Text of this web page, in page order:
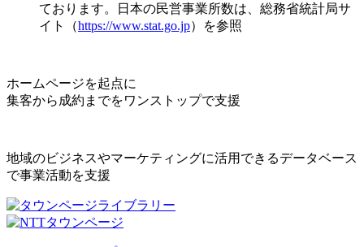
ております。日本の民営事業所数は、総務省統計局サ
イト（https://www.stat.go.jp）を参照
ホームページを起点に
集客から成約までをワンストップで支援
地域のビジネスやマーケティングに活用できるデータベース
で事業活動を支援